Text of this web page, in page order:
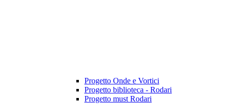
Progetto Onde e Vortici
Progetto biblioteca - Rodari
Progetto must Rodari